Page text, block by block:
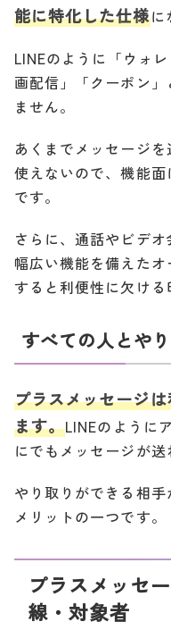
能に特化した仕様に
LINEのように「ウォ
画配信」「クーポン
ません。
あくまでメッセージ
使えないので、機能
です。
さらに、通話やビデオ
幅広い機能を備えた
すると利便性に欠ける
すべての人とや
プラスメッセージ
ます。LINEのように
にでもメッセージが送
やり取りができる相
メリットの一つです。
プラスメッセ
線・対象者